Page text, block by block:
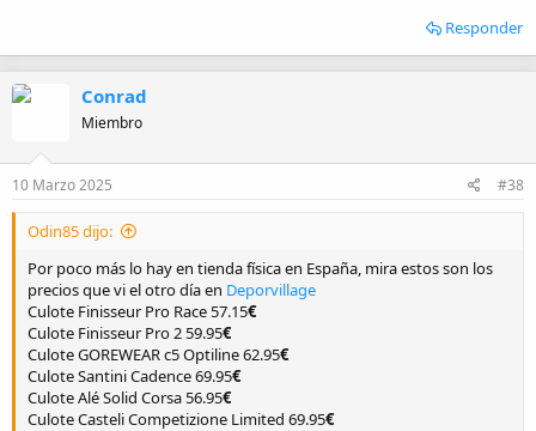
Responder
Conrad
Miembro
10 Marzo 2025 #38
Odin85 dijo:
Por poco más lo hay en tienda física en España, mira estos son los
precios que vi el otro día en Deporvillage
Culote Finisseur Pro Race 57.15€
Culote Finisseur Pro 2 59.95€
Culote GOREWEAR c5 Optiline 62.95€
Culote Santini Cadence 69.95€
Culote Alé Solid Corsa 56.95€
Culote Casteli Competizione Limited 69.95€